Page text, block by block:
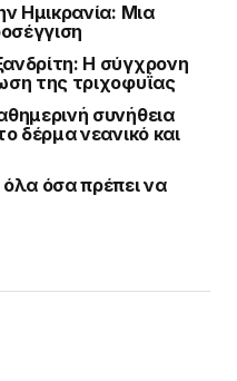
Ημικρανία: Μια
Η σύγχρονη
της τριχοφυΐας
συνήθεια
δέρμα νεανικό και
όλα όσα πρέπει να